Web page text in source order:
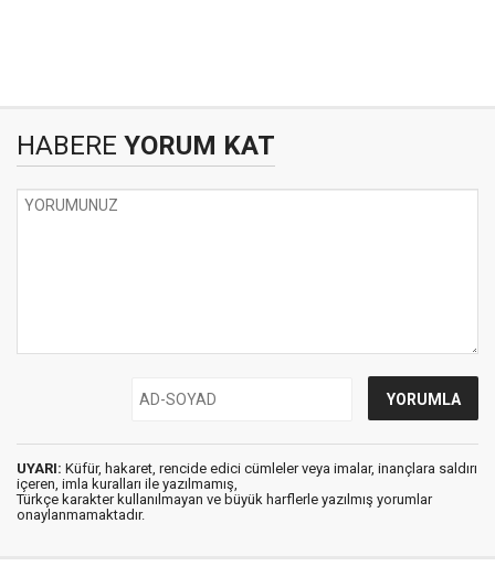
HABERE YORUM KAT
UYARI: Küfür, hakaret, rencide edici cümleler veya imalar, inançlara saldırı
içeren, imla kuralları ile yazılmamış,
Türkçe karakter kullanılmayan ve büyük harflerle yazılmış yorumlar
onaylanmamaktadır.